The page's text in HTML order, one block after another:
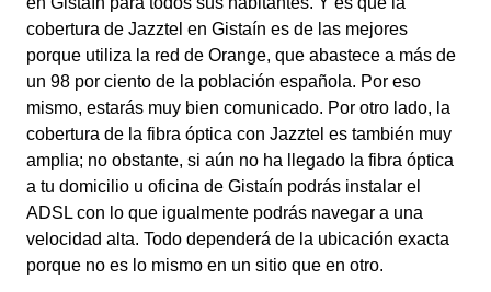
cobertura de Jazztel en Gistaín es de las mejores
porque utiliza la red de Orange, que abastece a más de
un 98 por ciento de la población española. Por eso
mismo, estarás muy bien comunicado. Por otro lado, la
cobertura de la fibra óptica con Jazztel es también muy
amplia; no obstante, si aún no ha llegado la fibra óptica
a tu domicilio u oficina de Gistaín podrás instalar el
ADSL con lo que igualmente podrás navegar a una
velocidad alta. Todo dependerá de la ubicación exacta
porque no es lo mismo en un sitio que en otro.